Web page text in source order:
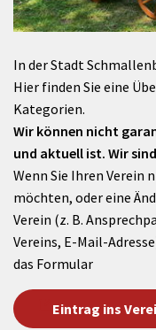
In der Stadt
Hier finden Sie eine
Kategorien.
Wir können nicht
und aktuell ist. Wir
Wenn Sie Ihren Verein
möchten, oder eine
Verein (z. B.
Vereins, E-Mail-
das Formular
Eintrag ins